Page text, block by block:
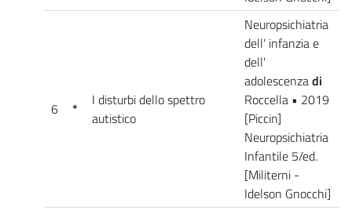
6 *
I disturbi dello spettro
autistico
Neuropsichiatria
dell' infanzia e
dell'
adolescenzadi
Roccella • 2019
[Piccin]
Neuropsichiatria
Infantile 5/ed.
[Militerni -
Idelson Gnocchi]